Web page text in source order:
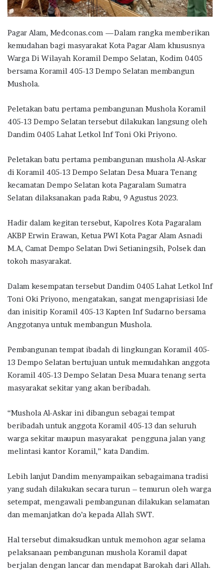
Pagar Alam, Medconas.com —Dalam rangka memberikan
kemudahan bagi masyarakat Kota Pagar Alam khususnya
Warga Di Wilayah Koramil Dempo Selatan, Kodim 0405
bersama Koramil 405-13 Dempo Selatan membangun
Mushola.
Peletakan batu pertama pembangunan Mushola Koramil
405-13 Dempo Selatan tersebut dilakukan langsung oleh
Dandim 0405 Lahat Letkol Inf Toni Oki Priyono.
Peletakan batu pertama pembangunan mushola Al-Askar
di Koramil 405-13 Dempo Selatan Desa Muara Tenang
kecamatan Dempo Selatan kota Pagaralam Sumatra
Selatan dilaksanakan pada Rabu, 9 Agustus 2023.
Hadir dalam kegitan tersebut, Kapolres Kota Pagaralam
AKBP Erwin Erawan, Ketua PWI Kota Pagar Alam Asnadi
M.A, Camat Dempo Selatan Dwi Setianingsih, Polsek dan
tokoh masyarakat.
Dalam kesempatan tersebut Dandim 0405 Lahat Letkol Inf
Toni Oki Priyono, mengatakan, sangat mengaprisiasi Ide
dan inisitip Koramil 405-13 Kapten Inf Sudarno bersama
Anggotanya untuk membangun Mushola.
Pembangunan tempat ibadah di lingkungan Koramil 405-
13 Dempo Selatan bertujuan untuk memudahkan anggota
Koramil 405-13 Dempo Selatan Desa Muara tenang serta
masyarakat sekitar yang akan beribadah.
“Mushola Al-Askar ini dibangun sebagai tempat
beribadah untuk anggota Koramil 405-13 dan seluruh
warga sekitar maupun masyarakat pengguna jalan yang
melintasi kantor Koramil,” kata Dandim.
Lebih lanjut Dandim menyampaikan sebagaimana tradisi
yang sudah dilakukan secara turun – temurun oleh warga
setempat, mengawali pembangunan dilakukan selamatan
dan memanjatkan do’a kepada Allah SWT.
Hal tersebut dimaksudkan untuk memohon agar selama
pelaksanaan pembangunan mushola Koramil dapat
berjalan dengan lancar dan mendapat Barokah dari Allah.